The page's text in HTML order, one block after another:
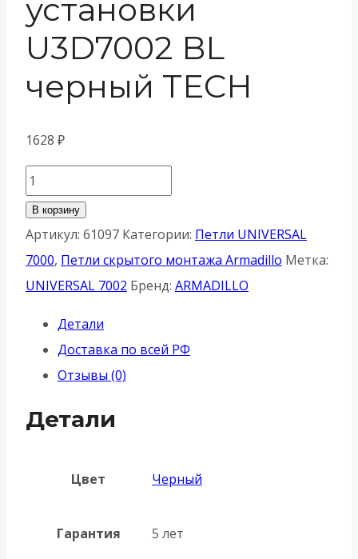
установки
U3D7002 BL
черный TECH
1628 ₽
Количество
товара
Петля
Armadillo
(Армадилло)
установки
U3D7002
черный
TECH
В корзину
Артикул: 61097 Категории: Петли UNIVERSAL
7000, Петли скрытого монтажа Armadillo Метка:
UNIVERSAL 7002 Бренд: ARMADILLO
Детали
Доставка по всей РФ
Отзывы (0)
Детали
Цвет Черный
Гарантия 5 лет